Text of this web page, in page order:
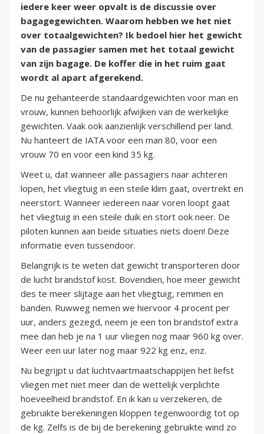
iedere keer weer opvalt is de discussie over
bagagegewichten. Waarom hebben we het niet
over totaalgewichten? Ik bedoel hier het gewicht
van de passagier samen met het totaal gewicht
van zijn bagage. De koffer die in het ruim gaat
wordt al apart afgerekend.
De nu gehanteerde standaardgewichten voor man en
vrouw, kunnen behoorlijk afwijken van de werkelijke
gewichten. Vaak ook aanzienlijk verschillend per land.
Nu hanteert de IATA voor een man 80, voor een
vrouw 70 en voor een kind 35 kg.
Weet u, dat wanneer alle passagiers naar achteren
lopen, het vliegtuig in een steile klim gaat, overtrekt en
neerstort. Wanneer iedereen naar voren loopt gaat
het vliegtuig in een steile duik en stort ook neer. De
piloten kunnen aan beide situaties niets doen! Deze
informatie even tussendoor.
Belangrijk is te weten dat gewicht transporteren door
de lucht brandstof kost. Bovendien, hoe meer gewicht
des te meer slijtage aan het vliegtuig, remmen en
banden. Ruwweg nemen we hiervoor 4 procent per
uur, anders gezegd, neem je een ton brandstof extra
mee dan heb je na 1 uur vliegen nog maar 960 kg over.
Weer een uur later nog maar 922 kg enz, enz.
Nu begrijpt u dat luchtvaartmaatschappijen het liefst
vliegen met niet meer dan de wettelijk verplichte
hoeveelheid brandstof. En ik kan u verzekeren, de
gebruikte berekeningen kloppen tegenwoordig tot op
de kg. Zelfs is de bij de berekening gebruikte wind zo